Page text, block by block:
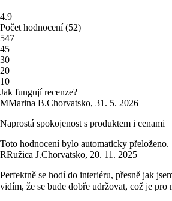
4.9
Počet hodnocení(52)
547
45
30
20
10
Jak fungují recenze?
MMarina B.Chorvatsko, 31. 5. 2026
Naprostá spokojenost s produktem i cenami
Toto hodnocení bylo automaticky přeloženo.
RRužica J.Chorvatsko, 20. 11. 2025
Perfektně se hodí do interiéru, přesně jak
vidím, že se bude dobře udržovat, což je pro